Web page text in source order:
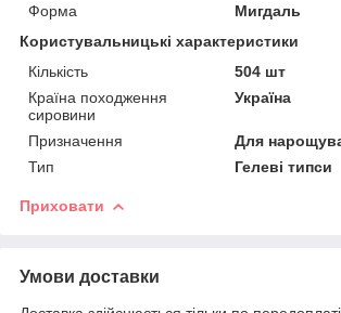
Форма
Мигдаль
Користувальницькі характеристики
Кількість
504 шт
Країна походження
сировини
Україна
Призначення
Для
Тип
Гелеві типси
Приховати
Умови доставки